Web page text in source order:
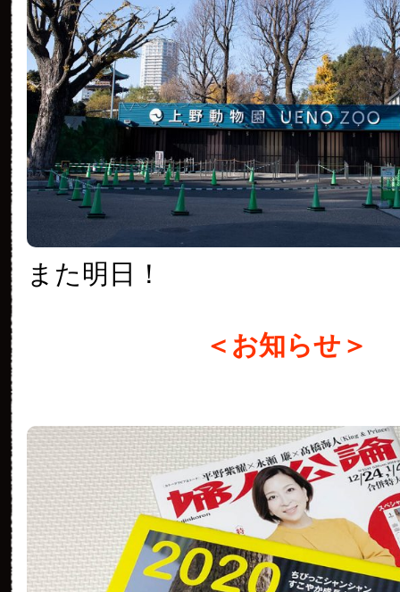
また明日！
＜お知らせ＞